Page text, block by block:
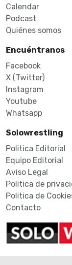
Calendar
Podcast
Quiénes somos
Encuéntranos
Facebook
X (Twitter)
Instagram
Youtube
Whatsapp
Solowrestling
Politica Editorial
Equipo Editorial
Aviso Legal
Politica de
Politica de
Contacto